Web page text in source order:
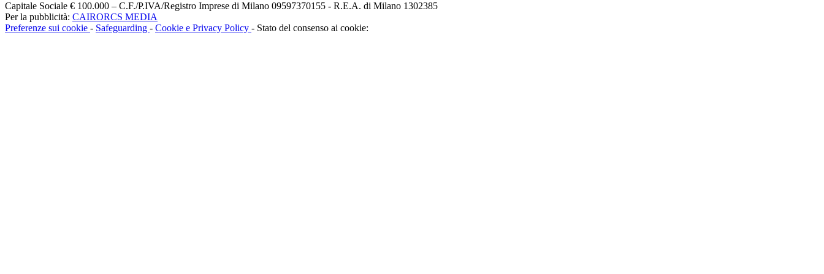
Capitale Sociale € 100.000 – C.F./P.IVA/Registro Imprese di Milano 09597370155 - R.E.A. di Milano 1302385
Per la pubblicità: CAIRORCS MEDIA
Preferenze sui cookie - Safeguarding - Cookie e Privacy Policy - Stato del consenso ai cookie: